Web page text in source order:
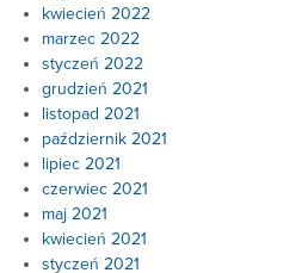
kwiecień 2022
marzec 2022
styczeń 2022
grudzień 2021
listopad 2021
październik 2021
lipiec 2021
czerwiec 2021
maj 2021
kwiecień 2021
styczeń 2021